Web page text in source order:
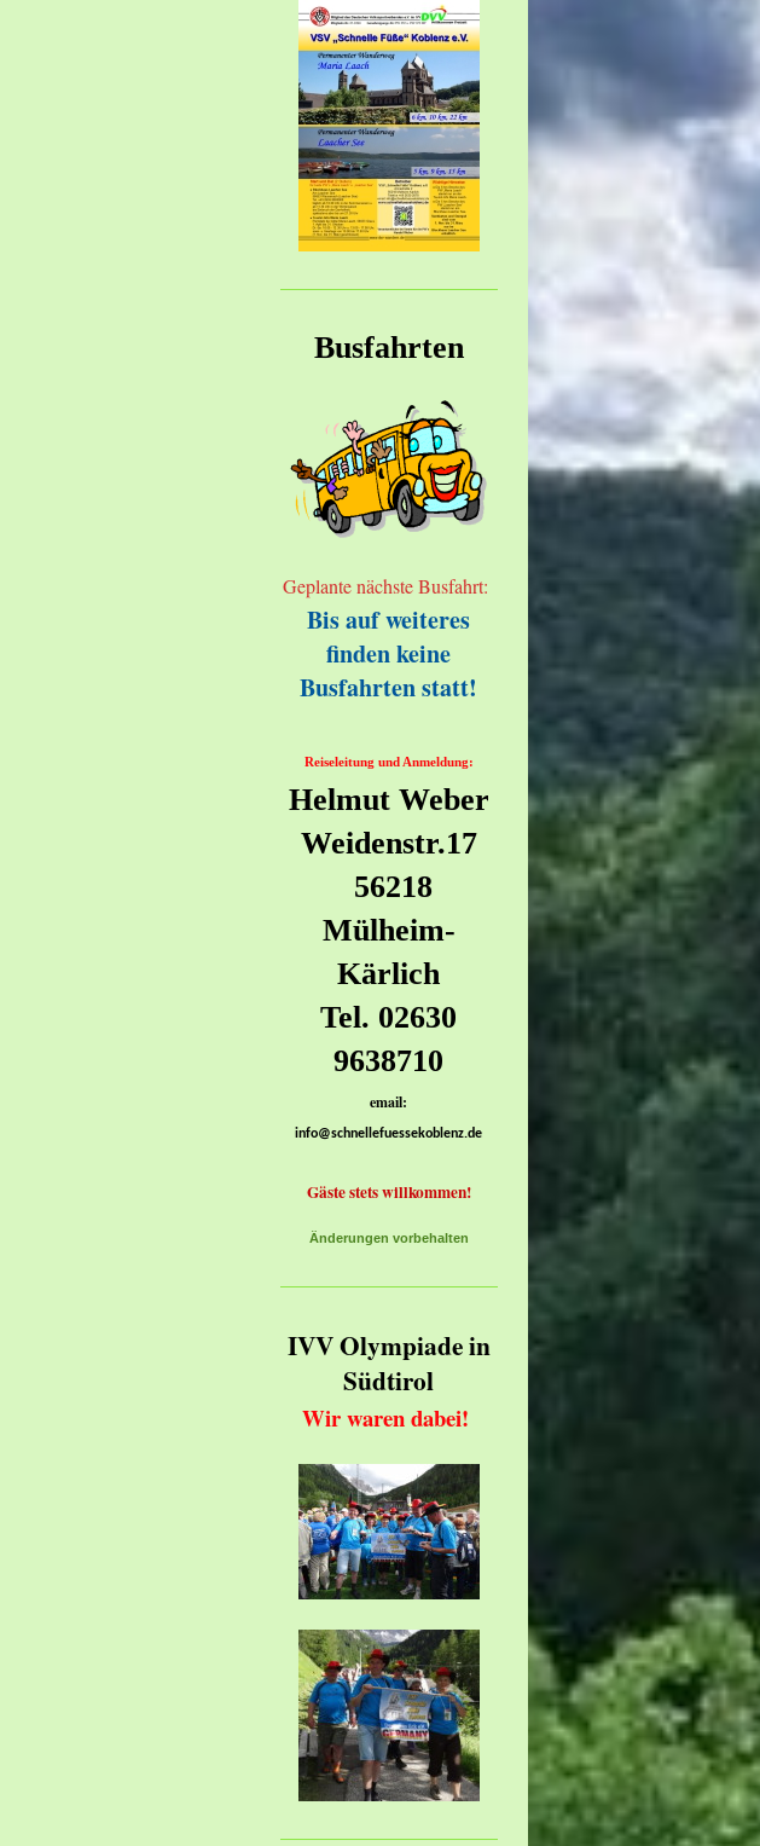
Busfahrten
Geplante nächste Busfahrt:
Bis auf weiteres
finden keine
Busfahrten statt!
Reiseleitung und Anmeldung:
Helmut Weber
Weidenstr.17
56218
Mülheim-
Kärlich
Tel. 02630
9638710
email:
info@schnellefuessekoblenz.de
Gäste stets willkommen!
Änderungen vorbehalten
IVV Olympiade in
Südtirol
Wir waren dabei!